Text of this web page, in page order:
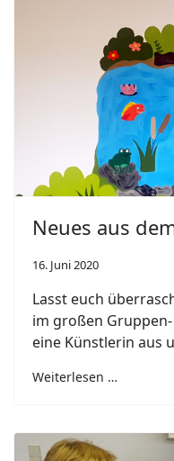
Neues aus
16. Juni 2020
Lasst euch
im großen
eine Künstlerin aus
Weiterlesen …